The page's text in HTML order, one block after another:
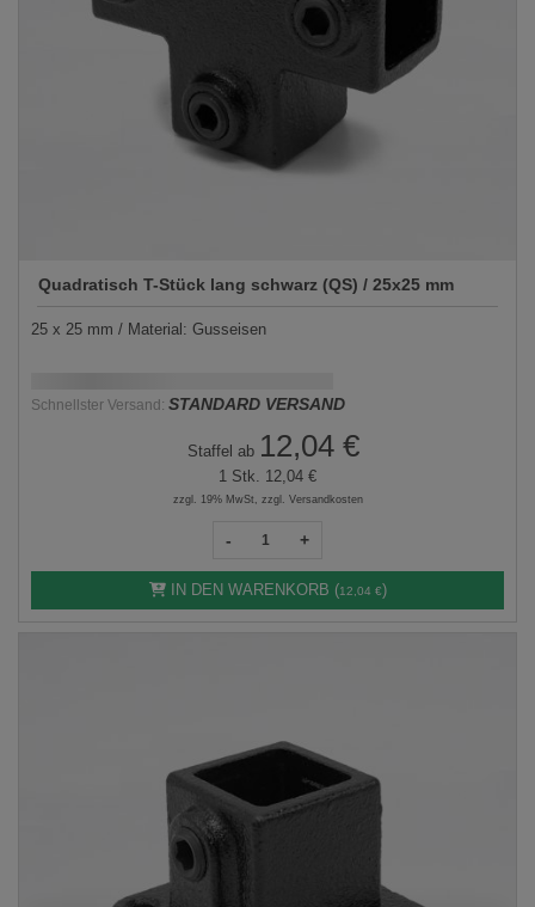
Quadratisch T-Stück lang schwarz (QS) / 25x25 mm
25 x 25 mm / Material: Gusseisen
Schnellster Versand: STANDARD VERSAND
Staffel ab 12,04 €
1 Stk. 12,04 €
zzgl. 19% MwSt, zzgl. Versandkosten
- +
IN DEN WARENKORB (12,04 €)